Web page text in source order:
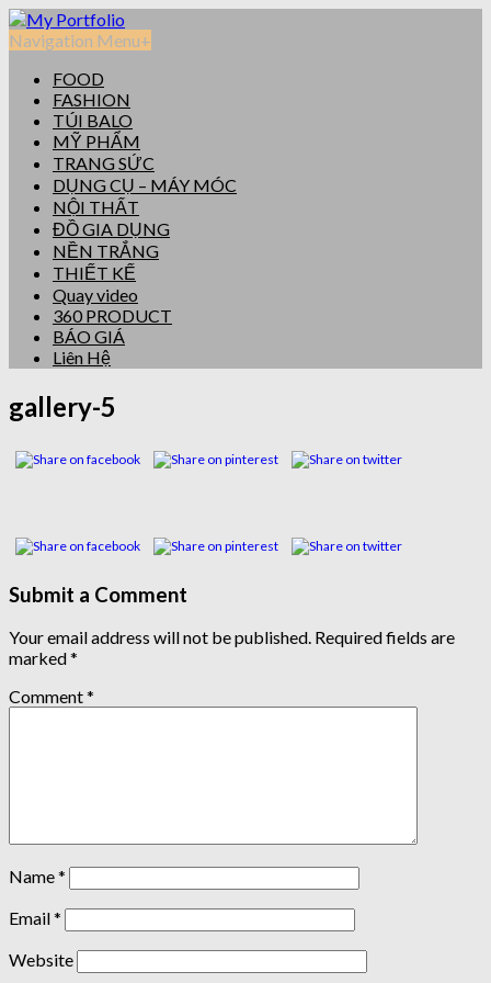
Navigation Menu+
FOOD
FASHION
TÚI BALO
MỸ PHẨM
TRANG SỨC
DỤNG CỤ – MÁY MÓC
NỘI THẤT
ĐỒ GIA DỤNG
NỀN TRẮNG
THIẾT KẾ
Quay video
360 PRODUCT
BÁO GIÁ
Liên Hệ
gallery-5
Submit a Comment
Your email address will not be published. Required fields are
marked*
Comment*
Name*
Email*
Website